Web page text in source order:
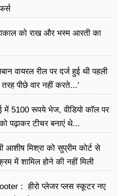
को राख और भस्म आरती का
वायरल रील पर दर्ज हुई थी पहली
पीछे वार नहीं करते...'
में 5100 रूपये भेज, वीडियो कॉल पर
पढ़ाकर टीचर बनाएं थे...
आशीष मिश्रा को सुप्रीम कोर्ट से
में शामिल होने की नहीं मिली
: हीरो प्लेजर प्लस स्कूटर नए